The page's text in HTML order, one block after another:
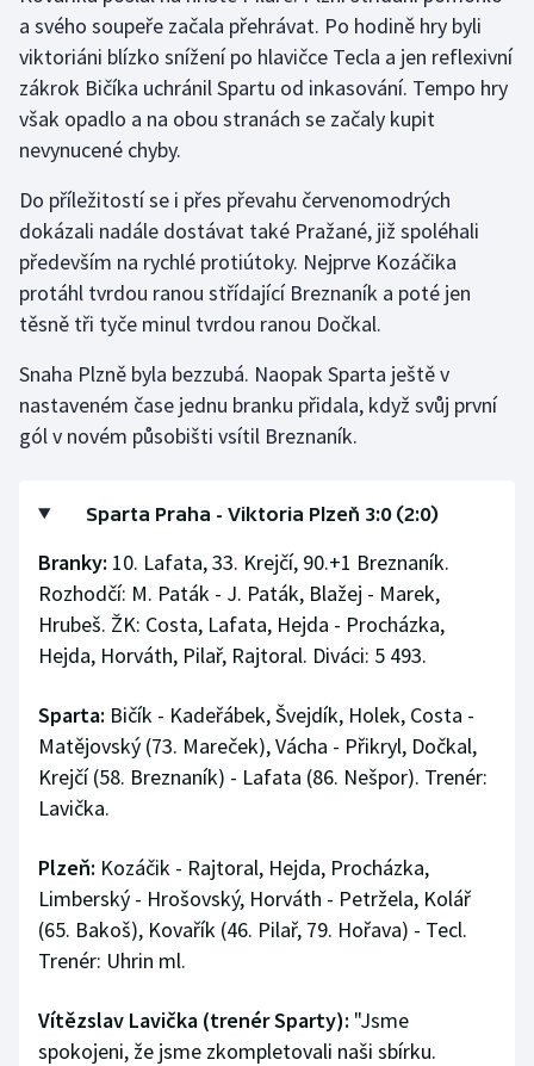
a svého soupeře začala přehrávat. Po hodině hry byli
viktoriáni blízko snížení po hlavičce Tecla a jen reflexivní
zákrok Bičíka uchránil Spartu od inkasování. Tempo hry
však opadlo a na obou stranách se začaly kupit
nevynucené chyby.
Do příležitostí se i přes převahu červenomodrých
dokázali nadále dostávat také Pražané, již spoléhali
především na rychlé protiútoky. Nejprve Kozáčika
protáhl tvrdou ranou střídající Breznaník a poté jen
těsně tři tyče minul tvrdou ranou Dočkal.
Snaha Plzně byla bezzubá. Naopak Sparta ještě v
nastaveném čase jednu branku přidala, když svůj první
gól v novém působišti vsítil Breznaník.
Sparta Praha - Viktoria Plzeň 3:0 (2:0)
Branky: 10. Lafata, 33. Krejčí, 90.+1 Breznaník.
Rozhodčí: M. Paták - J. Paták, Blažej - Marek,
Hrubeš. ŽK: Costa, Lafata, Hejda - Procházka,
Hejda, Horváth, Pilař, Rajtoral. Diváci: 5 493.
Sparta: Bičík - Kadeřábek, Švejdík, Holek, Costa -
Matějovský (73. Mareček), Vácha - Přikryl, Dočkal,
Krejčí (58. Breznaník) - Lafata (86. Nešpor). Trenér:
Lavička.
Plzeň: Kozáčik - Rajtoral, Hejda, Procházka,
Limberský - Hrošovský, Horváth - Petržela, Kolář
(65. Bakoš), Kovařík (46. Pilař, 79. Hořava) - Tecl.
Trenér: Uhrin ml.
Vítězslav Lavička (trenér Sparty): "Jsme
spokojeni, že jsme zkompletovali naši sbírku.